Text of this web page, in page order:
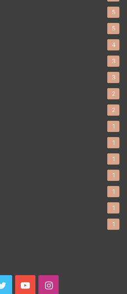
5
5
4
3
3
2
2
1
1
1
1
1
1
1
Twitter YouTubeInstagram